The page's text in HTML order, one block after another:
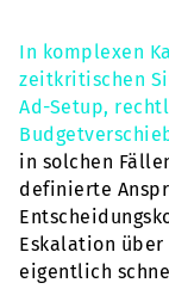
In komplexen
zeitkritischen
Ad-Setup,
in solchen
definierte
Eskalation
eigentlich